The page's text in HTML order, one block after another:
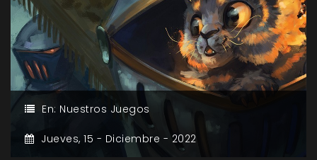
En: Nuestros Juegos
Jueves, 15 - Diciembre - 2022